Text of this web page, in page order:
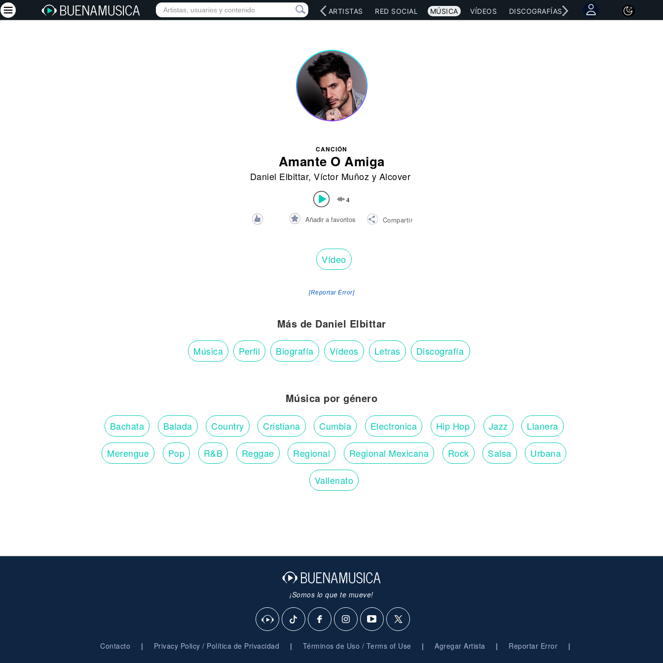
INICIO ARTISTAS RED SOCIAL MÚSICA VÍDEOS DISCOGRAFÍAS CONCIERTOS LETRAS
CANCIÓN
Amante O Amiga
Daniel Elbittar, Víctor Muñoz y Alcover
4
Añadir a favoritos Compartir
Vídeo
[Reportar Error]
Más de Daniel Elbittar
Música Perfil Biografía Vídeos Letras Discografía
Música por género
Bachata Balada Country Cristiana Cumbia Electronica Hip Hop Jazz Llanera
Merengue Pop R&B Reggae Regional Regional Mexicana Rock Salsa Urbana
Vallenato
¡Somos lo que te mueve!
Contacto | Privacy Policy / Política de Privacidad | Términos de Uso / Terms of Use | Agregar Artista | Reportar Error |